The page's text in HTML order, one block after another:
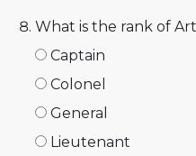
What is the rank of
Captain
Colonel
General
Lieutenant